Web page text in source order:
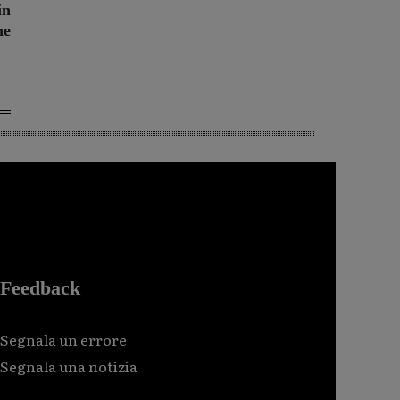
Feedback
Segnala un errore
Segnala una notizia